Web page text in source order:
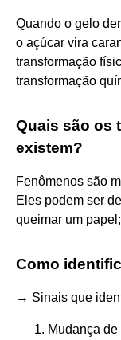
Quando o gelo
o açúcar vira
transformação
transformação
Quais são os
existem?
Fenômenos são
Eles podem ser
queimar um
Como
→ Sinais que
Mudança de